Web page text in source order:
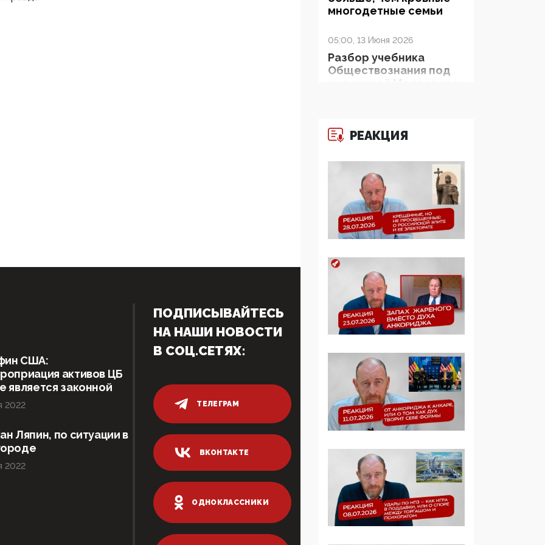
многодетные семьи
05:00, 13 Июня 2026
Разбор учебника
Обществознания под
редакцией Медведева:
двоемыслия
11:53, 09 Июня 2026
Прокуратура наконец
увидела
экстремистскую
деятельность ИИТО
ЮНЕСКО в России, но
продолжают
определять повестку в
образовании
09:43, 01 Июня 2026
5G за счет здоровья
намерено отобрать у
регионов и
муниципалитетов право
защищать жилые дома
и социальные объекты
от ЭМИ
05:58, 26 Мая 2026
Роскомнадзор
освободили от борца с
деструктивным и
опасным контентом
РЕАКЦИЯ
США:
активов ЦБ
является законной
2022
Ляпин, по ситуации в
2022
ПОДПИСЫВАЙТЕСЬ
НА НАШИ НОВОСТИ
В СОЦ.СЕТЯХ:
ТЕЛЕГРАМ
ВКОНТАКТЕ
ОДНОКЛАССНИКИ